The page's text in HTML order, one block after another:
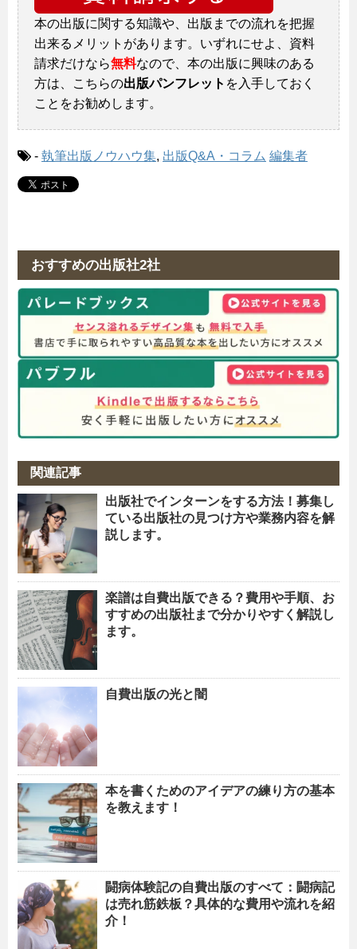
本の出版に関する知識や、出版までの流れを把握
出来るメリットがあります。いずれにせよ、資料
請求だけなら無料なので、本の出版に興味のある
方は、こちらの出版パンフレット を入手しておく
ことをお勧めします。
- 執筆出版ノウハウ集, 出版Q&A・コラム 編集者
おすすめの出版社2社
関連記事
出版社でインターンをする方法！募集し
ている出版社の見つけ方や業務内容を解
説します。
楽譜は自費出版できる？費用や手順、お
すすめの出版社まで分かりやすく解説し
ます。
自費出版の光と闇
本を書くためのアイデアの練り方の基本
を教えます！
闘病体験記の自費出版のすべて：闘病記
は売れ筋鉄板？具体的な費用や流れを紹
介！